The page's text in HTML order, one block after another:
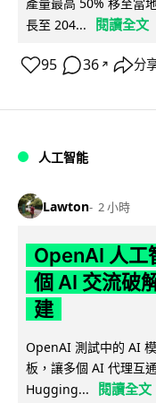
長至 204...
閱讀全文
95 36 ↗ 分
人工智能
Lawton 2 小時
OpenAI 人工
個 AI 交流破
建
OpenAI 測試中的 AI
板，讓多個 AI 代理互
Hugging...
閱讀全文